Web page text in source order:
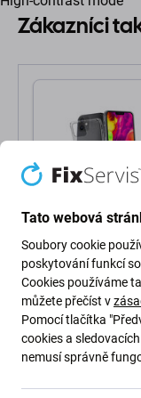
Zákazníci
SBS - Pouzdro
pro iPhone 12 a 12
transparentí
304 Kč
SKLADEM 4 ks
Tato webová
Soubory cookie
poskytování funkcí
Cookies používáme
můžete přečíst v
Pomocí tlačítka
cookies a
nemusí správně